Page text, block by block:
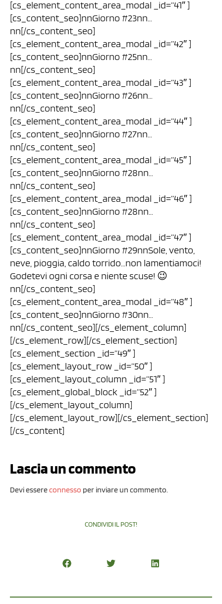
[cs_element_content_area_modal _id=”41″ ]
[cs_content_seo]nnGiorno #23nn…
nn[/cs_content_seo]
[cs_element_content_area_modal _id=”42″ ]
[cs_content_seo]nnGiorno #25nn…
nn[/cs_content_seo]
[cs_element_content_area_modal _id=”43″ ]
[cs_content_seo]nnGiorno #26nn…
nn[/cs_content_seo]
[cs_element_content_area_modal _id=”44″ ]
[cs_content_seo]nnGiorno #27nn…
nn[/cs_content_seo]
[cs_element_content_area_modal _id=”45″ ]
[cs_content_seo]nnGiorno #28nn…
nn[/cs_content_seo]
[cs_element_content_area_modal _id=”46″ ]
[cs_content_seo]nnGiorno #28nn…
nn[/cs_content_seo]
[cs_element_content_area_modal _id=”47″ ]
[cs_content_seo]nnGiorno #29nnSole, vento,
neve, pioggia, caldo torrido…non lamentiamoci!
Godetevi ogni corsa e niente scuse! 😉
nn[/cs_content_seo]
[cs_element_content_area_modal _id=”48″ ]
[cs_content_seo]nnGiorno #30nn…
nn[/cs_content_seo][/cs_element_column]
[/cs_element_row][/cs_element_section]
[cs_element_section _id=”49″ ]
[cs_element_layout_row _id=”50″ ]
[cs_element_layout_column _id=”51″ ]
[cs_element_global_block _id=”52″ ]
[/cs_element_layout_column]
[/cs_element_layout_row][/cs_element_section]
[/cs_content]
Lascia un commento
Devi essereconnesso per inviare un commento.
CONDIVIDI IL POST!